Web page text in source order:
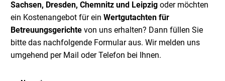
Sachsen, Dresden, Chemnitz und Leipzig oder möchten
ein Kostenangebot für ein Wertgutachten für
Betreuungsgerichte von uns erhalten? Dann füllen Sie
bitte das nachfolgende Formular aus. Wir melden uns
umgehend per Mail oder Telefon bei Ihnen.